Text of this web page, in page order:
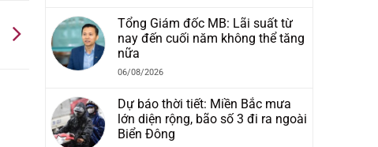
Tổng Giám đốc MB: Lãi suất từ
nay đến cuối năm không thể tăng
nữa
06/08/2026
Dự báo thời tiết: Miền Bắc mưa
lớn diện rộng, bão số 3 đi ra ngoài
Biển Đông